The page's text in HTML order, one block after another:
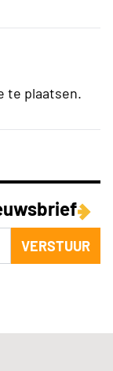
te plaatsen.
VERSTUUR